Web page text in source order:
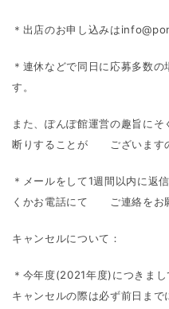
＊出店のお申し込みは
＊連休などで同日に応募多数
す。
また、ぽんぽ館運営の趣旨に
断りすることが ございますの
＊メールをして1週間以内に返
くかお電話にて ご連絡をお
キャンセルについて：
＊今年度(2021年度)につきま
キャンセルの際は必ず前日まで